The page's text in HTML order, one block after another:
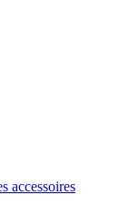
accessoires